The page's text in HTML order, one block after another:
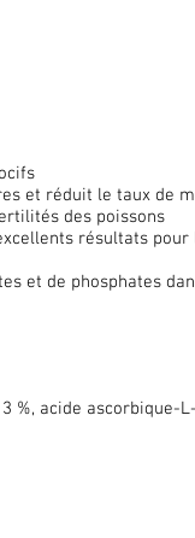
et réduit le taux de
des poissons
résultats pour
et de phosphates
%, acide